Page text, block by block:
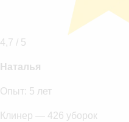
4,7 / 5
Наталья
Опыт: 5 лет
Клинер — 426 уборок